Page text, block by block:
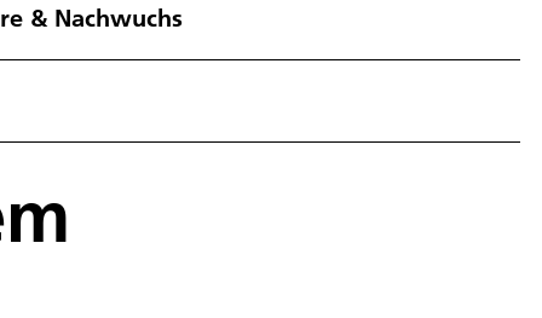
& Nachwuchs